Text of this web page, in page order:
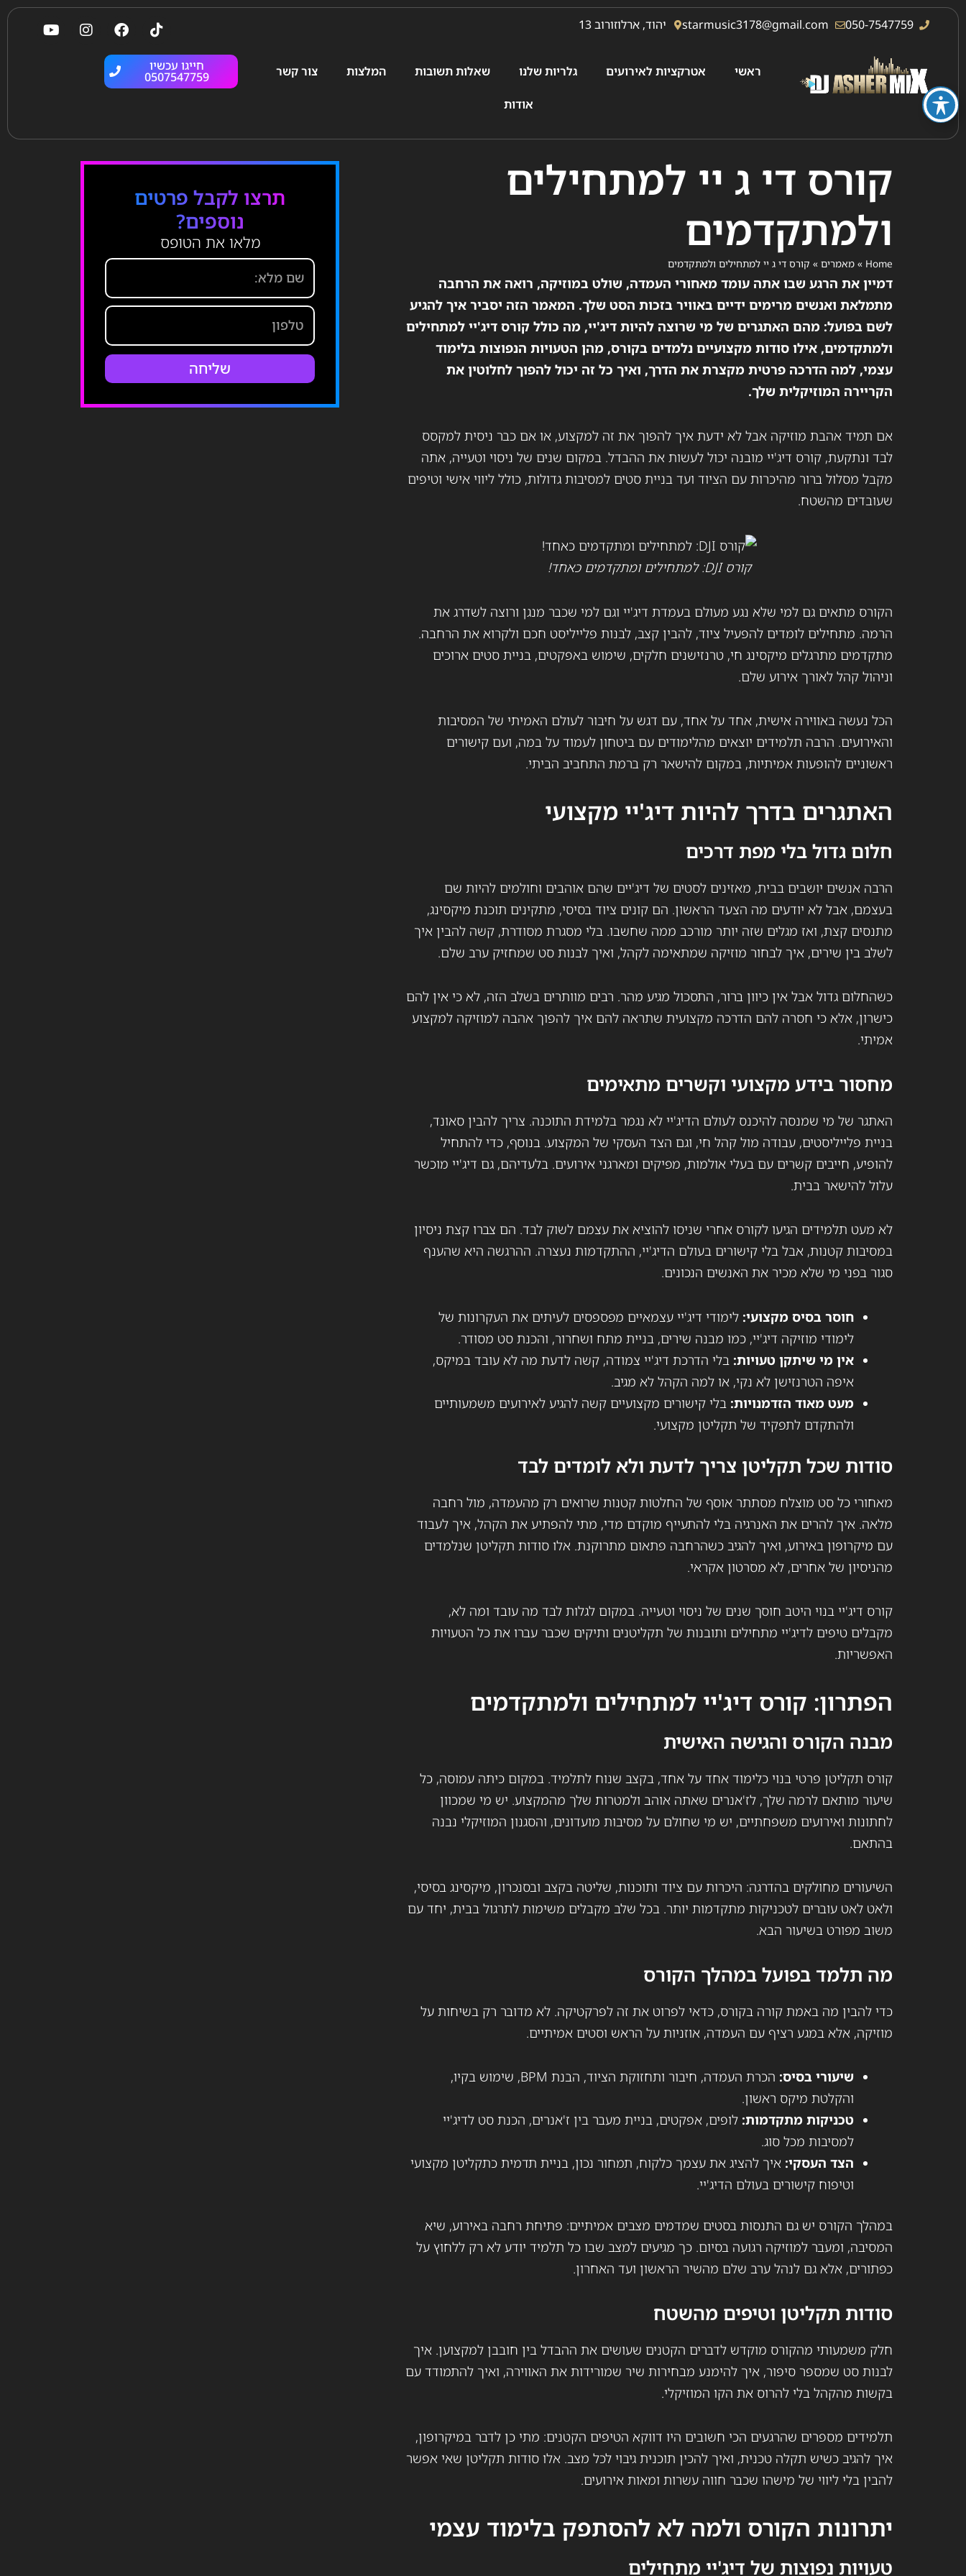
050-7547759
starmusic3178@gmail.com יהוד, ארלוזורוב 13
ראשי אטרקציות לאירועים גלריות שלנו שאלות תשובות המלצות צור קשר
אודות
חייגו עכשיו
0507547759
קורס די ג יי למתחילים
ולמתקדמים
Home
» מאמרים » קורס די ג יי למתחילים ולמתקדמים
דמיין את הרגע שבו אתה עומד מאחורי העמדה, שולט במוזיקה, רואה את הרחבה
מתמלאת ואנשים מרימים ידיים באוויר בזכות הסט שלך. המאמר הזה יסביר איך להגיע
לשם בפועל: מהם האתגרים של מי שרוצה להיות דיג'יי, מה כולל קורס דיג'יי למתחילים
ולמתקדמים, אילו סודות מקצועיים נלמדים בקורס, מהן הטעויות הנפוצות בלימוד
עצמי, למה הדרכה פרטית מקצרת את הדרך, ואיך כל זה יכול להפוך לחלוטין את
הקריירה המוזיקלית שלך.
אם תמיד אהבת מוזיקה אבל לא ידעת איך להפוך את זה למקצוע, או אם כבר ניסית למקסס
לבד ונתקעת, קורס דיג'יי מובנה יכול לעשות את ההבדל. במקום שנים של ניסוי וטעייה, אתה
מקבל מסלול ברור מהיכרות עם הציוד ועד בניית סטים למסיבות גדולות, כולל ליווי אישי וטיפים
שעובדים מהשטח.
קורס DJI: למתחילים ומתקדמים כאחד!
הקורס מתאים גם למי שלא נגע מעולם בעמדת דיג'יי וגם למי שכבר מנגן ורוצה לשדרג את
הרמה. מתחילים לומדים להפעיל ציוד, להבין קצב, לבנות פלייליסט חכם ולקרוא את הרחבה.
מתקדמים מתרגלים מיקסינג חי, טרנזישנים חלקים, שימוש באפקטים, בניית סטים ארוכים
וניהול קהל לאורך אירוע שלם.
הכל נעשה באווירה אישית, אחד על אחד, עם דגש על חיבור לעולם האמיתי של המסיבות
והאירועים. הרבה תלמידים יוצאים מהלימודים עם ביטחון לעמוד על במה, ועם קישורים
ראשוניים להופעות אמיתיות, במקום להישאר רק ברמת התחביב הביתי.
האתגרים בדרך להיות דיג'יי מקצועי
חלום גדול בלי מפת דרכים
הרבה אנשים יושבים בבית, מאזינים לסטים של דיג'יים שהם אוהבים וחולמים להיות שם
בעצמם, אבל לא יודעים מה הצעד הראשון. הם קונים ציוד בסיסי, מתקינים תוכנת מיקסינג,
מתנסים קצת, ואז מגלים שזה יותר מורכב ממה שחשבו. בלי מסגרת מסודרת, קשה להבין איך
לשלב בין שירים, איך לבחור מוזיקה שמתאימה לקהל, ואיך לבנות סט שמחזיק ערב שלם.
כשהחלום גדול אבל אין כיוון ברור, התסכול מגיע מהר. רבים מוותרים בשלב הזה, לא כי אין להם
כישרון, אלא כי חסרה להם הדרכה מקצועית שתראה להם איך להפוך אהבה למוזיקה למקצוע
אמיתי.
מחסור בידע מקצועי וקשרים מתאימים
האתגר של מי שמנסה להיכנס לעולם הדיג'יי לא נגמר בלמידת התוכנה. צריך להבין סאונד,
בניית פלייליסטים, עבודה מול קהל חי, וגם הצד העסקי של המקצוע. בנוסף, כדי להתחיל
להופיע, חייבים קשרים עם בעלי אולמות, מפיקים ומארגני אירועים. בלעדיהם, גם דיג'יי מוכשר
עלול להישאר בבית.
לא מעט תלמידים הגיעו לקורס אחרי שניסו להוציא את עצמם לשוק לבד. הם צברו קצת ניסיון
במסיבות קטנות, אבל בלי קישורים בעולם הדיג'יי, ההתקדמות נעצרה. ההרגשה היא שהענף
סגור בפני מי שלא מכיר את האנשים הנכונים.
חוסר בסיס מקצועי: לימודי דיג'יי עצמאיים מפספסים לעיתים את העקרונות של
לימודי מוזיקה דיג'יי, כמו מבנה שירים, בניית מתח ושחרור, והכנת סט מסודר.
אין מי שיתקן טעויות: בלי הדרכת דיג'יי צמודה, קשה לדעת מה לא עובד במיקס,
איפה הטרנזישן לא נקי, או למה הקהל לא מגיב.
מעט מאוד הזדמנויות: בלי קישורים מקצועיים קשה להגיע לאירועים משמעותיים
ולהתקדם לתפקיד של תקליטן מקצועי.
סודות שכל תקליטן צריך לדעת ולא לומדים לבד
מאחורי כל סט מוצלח מסתתר אוסף של החלטות קטנות שרואים רק מהעמדה, מול רחבה
מלאה. איך להרים את האנרגיה בלי להתעייף מוקדם מדי, מתי להפתיע את הקהל, איך לעבוד
עם מיקרופון באירוע, ואיך להגיב כשהרחבה פתאום מתרוקנת. אלו סודות תקליטן שנלמדים
מהניסיון של אחרים, לא מסרטון אקראי.
קורס דיג'יי בנוי היטב חוסך שנים של ניסוי וטעייה. במקום לגלות לבד מה עובד ומה לא,
מקבלים טיפים לדיג'יי מתחילים ותובנות של תקליטנים ותיקים שכבר עברו את כל הטעויות
האפשריות.
הפתרון: קורס דיג'יי למתחילים ולמתקדמים
מבנה הקורס והגישה האישית
קורס תקליטן פרטי בנוי כלימוד אחד על אחד, בקצב שנוח לתלמיד. במקום כיתה עמוסה, כל
שיעור מותאם לרמה שלך, לז'אנרים שאתה אוהב ולמטרות שלך מהמקצוע. יש מי שמכוון
לחתונות ואירועים משפחתיים, יש מי שחולם על מסיבות מועדונים, והסגנון המוזיקלי נבנה
בהתאם.
השיעורים מחולקים בהדרגה: היכרות עם ציוד ותוכנות, שליטה בקצב ובסנכרון, מיקסינג בסיסי,
ולאט לאט עוברים לטכניקות מתקדמות יותר. בכל שלב מקבלים משימות לתרגול בבית, יחד עם
משוב מפורט בשיעור הבא.
מה תלמד בפועל במהלך הקורס
כדי להבין מה באמת קורה בקורס, כדאי לפרוט את זה לפרקטיקה. לא מדובר רק בשיחות על
מוזיקה, אלא במגע רציף עם העמדה, אוזניות על הראש וסטים אמיתיים.
שיעורי בסיס:
הכרת העמדה, חיבור ותחזוקת הציוד, הבנת BPM, שימוש בקיו,
והקלטת מיקס ראשון.
טכניקות מתקדמות: לופים, אפקטים, בניית מעבר בין ז'אנרים, הכנת סט לדיג'יי
למסיבות מכל סוג.
הצד העסקי: איך להציג את עצמך כלקוח, תמחור נכון, בניית תדמית כתקליטן מקצועי
וטיפוח קישורים בעולם הדיג'יי.
במהלך הקורס יש גם התנסות בסטים שמדמים מצבים אמיתיים: פתיחת רחבה באירוע, שיא
המסיבה, ומעבר למוזיקה רגועה בסיום. כך מגיעים למצב שבו כל תלמיד יודע לא רק ללחוץ על
כפתורים, אלא גם לנהל ערב שלם מהשיר הראשון ועד האחרון.
סודות תקליטן וטיפים מהשטח
חלק משמעותי מהקורס מוקדש לדברים הקטנים שעושים את ההבדל בין חובבן למקצוען. איך
לבנות סט שמספר סיפור, איך להימנע מבחירות שיר שמורידות את האווירה, ואיך להתמודד עם
בקשות מהקהל בלי להרוס את הקו המוזיקלי.
תלמידים מספרים שהרגעים הכי חשובים היו דווקא הטיפים הקטנים: מתי כן לדבר במיקרופון,
איך להגיב כשיש תקלה טכנית, ואיך להכין תוכנית גיבוי לכל מצב. אלו סודות תקליטן שאי אפשר
להבין בלי ליווי של מישהו שכבר חווה עשרות ומאות אירועים.
יתרונות הקורס ולמה לא להסתפק בלימוד עצמי
טעויות נפוצות של דיג'יי מתחילים
תרצו לקבל פרטים
נוספים?
מלאו את הטופס
שליחה